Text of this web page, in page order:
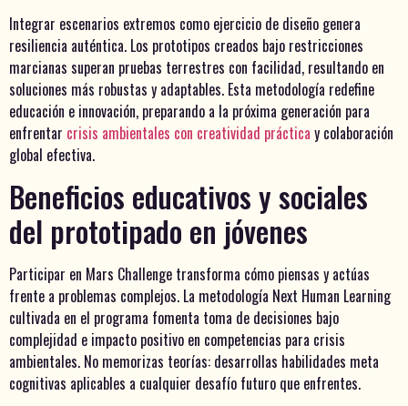
Integrar escenarios extremos como ejercicio de diseño genera
resiliencia auténtica. Los prototipos creados bajo restricciones
marcianas superan pruebas terrestres con facilidad, resultando en
soluciones más robustas y adaptables. Esta metodología redefine
educación e innovación, preparando a la próxima generación para
enfrentar crisis ambientales con creatividad práctica y colaboración
global efectiva.
Beneficios educativos y sociales
del prototipado en jóvenes
Participar en Mars Challenge transforma cómo piensas y actúas
frente a problemas complejos. La metodología Next Human Learning
cultivada en el programa fomenta toma de decisiones bajo
complejidad e impacto positivo en competencias para crisis
ambientales. No memorizas teorías: desarrollas habilidades meta
cognitivas aplicables a cualquier desafío futuro que enfrentes.